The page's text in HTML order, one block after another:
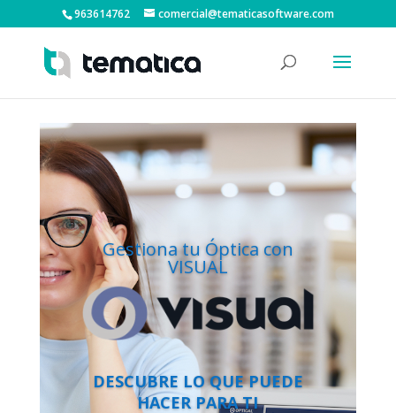
963614762 comercial@tematicasoftware.com
Gestiona tu Óptica con
VISUAL
DESCUBRE LO QUE PUEDE
HACER PARA TI